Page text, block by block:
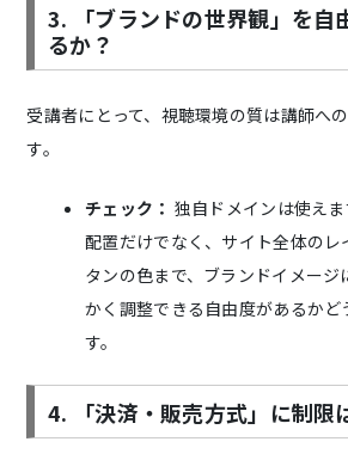
3. 「ブランドの世界観」を自
るか？
受講者にとって、視聴環境の質は講師へ
す。
チェック： 独自ドメインは使え
配置だけでなく、サイト全体のレ
タンの色まで、ブランドイメージ
かく調整できる自由度があるかど
す。
4. 「決済・販売方式」に制限